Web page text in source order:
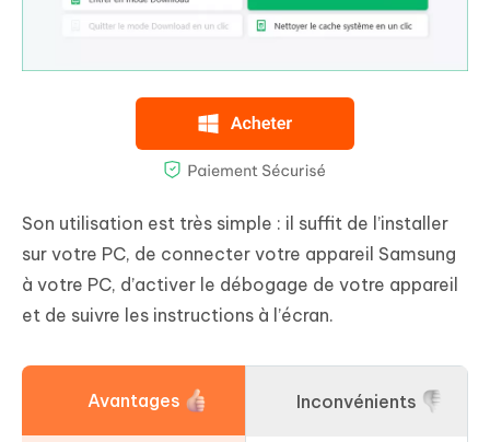
Son utilisation est très simple : il suffit de l’installer
sur votre PC, de connecter votre appareil Samsung
à votre PC, d’activer le débogage de votre appareil
et de suivre les instructions à l’écran.
Avantages Inconvénients